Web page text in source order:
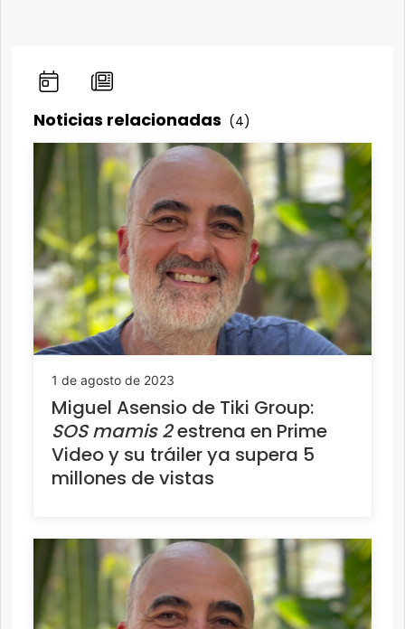
Noticias relacionadas (4)
1 de agosto de 2023
Miguel Asensio de Tiki Group:
SOS mamis 2estrena en Prime
Video y su tráiler ya supera 5
millones de vistas